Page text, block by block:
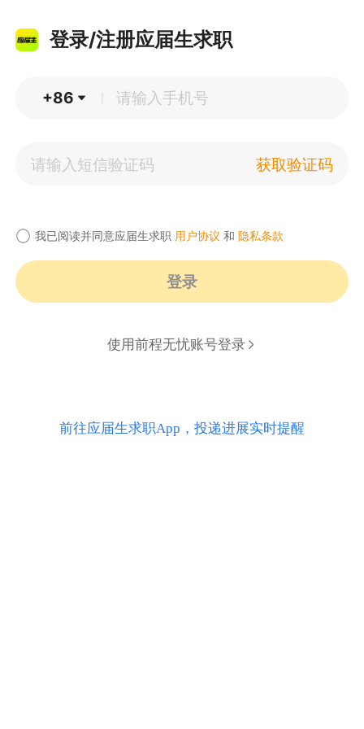
登录/注册应届生求职
+86
获取验证码
我已阅读并同意应届生求职用户协议 和 隐私条款
登录
使用前程无忧账号登录
前往应届生求职App，投递进展实时提醒